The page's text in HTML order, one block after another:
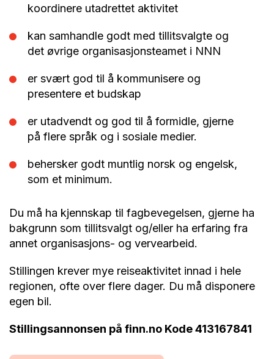
koordinere utadrettet aktivitet
kan samhandle godt med tillitsvalgte og
det øvrige organisasjonsteamet i NNN
er svært god til å kommunisere og
presentere et budskap
er utadvendt og god til å formidle, gjerne
på flere språk og i sosiale medier.
behersker godt muntlig norsk og engelsk,
som et minimum.
Du må ha kjennskap til fagbevegelsen, gjerne ha
bakgrunn som tillitsvalgt og/eller ha erfaring fra
annet organisasjons- og vervearbeid.
Stillingen krever mye reiseaktivitet innad i hele
regionen, ofte over flere dager. Du må disponere
egen bil.
Stillingsannonsen på finn.no Kode 413167841